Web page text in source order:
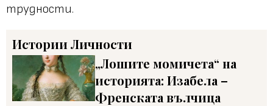
трудности.
ИсторииЛичности
„Лошите момичета“ на
историята: Изабела –
Френската вълчица